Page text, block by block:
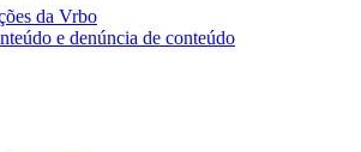
da Vrbo
e denúncia de conteúdo